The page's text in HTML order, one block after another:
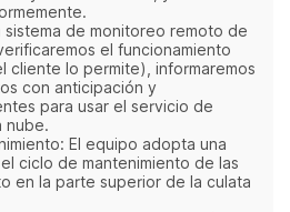
de monitoreo remoto de
el funcionamiento
cliente lo permite), informaremos
con anticipación y
para usar el servicio de
nube.
El equipo adopta una
ciclo de mantenimiento de las
en la parte superior de la culata